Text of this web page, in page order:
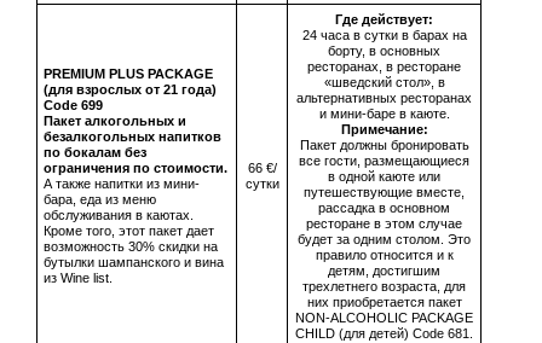
PREMIUM PLUS PACKAGE
(для взрослых от 21 года)
Сode 699
Пакет алкогольных и
безалкогольных напитков
по бокалам без
ограничения по стоимости.
А также напитки из мини-
бара, еда из меню
обслуживания в каютах.
Кроме того, этот пакет дает
возможность 30% скидки на
бутылки шампанского и вина
из Wine list.
66 €/
сутки
Где действует:
24 часа в сутки в барах на
борту, в основных
ресторанах, в ресторане
«шведский стол», в
альтернативных ресторанах
и мини-баре в каюте.
Примечание:
Пакет должны бронировать
все гости, размещающиеся
в одной каюте или
путешествующие вместе,
рассадка в основном
ресторане в этом случае
будет за одним столом. Это
правило относится и к
детям, достигшим
трехлетнего возраста, для
них приобретается пакет
NON-ALCOHOLIC PACKAGE
CHILD (для детей) Code 681.